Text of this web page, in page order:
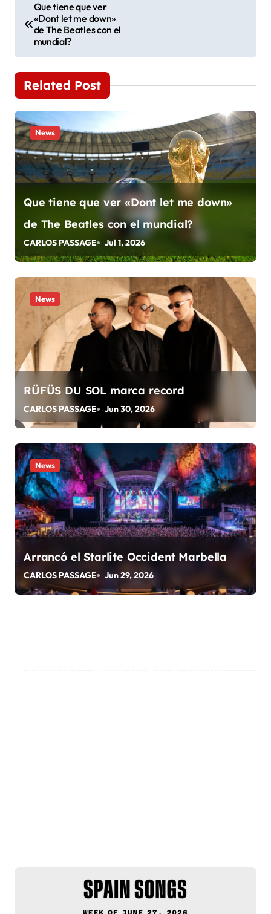
a
v
e
g
a
c
i
ó
n
d
e
e
n
t
r
a
d
a
s
Que tiene que ver
«Dont let me down»
de The Beatles con el
mundial?
Related Post
News
Que tiene que ver «Dont let me down»
de The Beatles con el mundial?
CARLOS PASSAGE Jul 1, 2026
News
RÜFÜS DU SOL marca record
CARLOS PASSAGE Jun 30, 2026
News
Arrancó el Starlite Occident Marbella
CARLOS PASSAGE Jun 29, 2026